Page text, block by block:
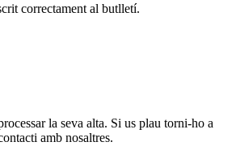
correctament al butlletí.
la seva alta. Si us plau torni-ho a
amb nosaltres.